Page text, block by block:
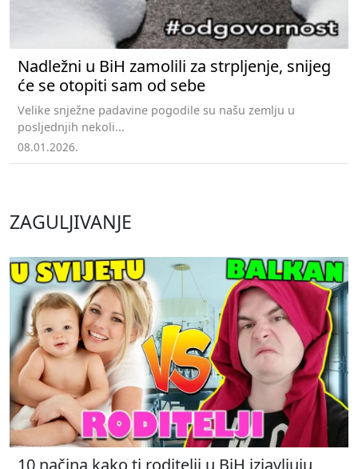
Nadležni u BiH zamolili za strpljenje, snijeg
će se otopiti sam od sebe
Velike snježne padavine pogodile su našu zemlju u
posljednjih nekoli...
08.01.2026.
ZAGULJIVANJE